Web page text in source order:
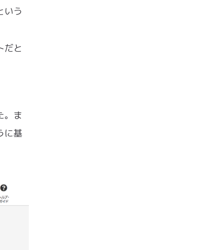
いう
だと
。ま
に基